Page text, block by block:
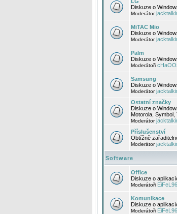
Diskuze o
Moderátor
MiTAC Mio
Diskuze o
Moderátor
Palm
Diskuze o
Moderátoři
Samsung
Diskuze o
Moderátor
Ostatní značky
Diskuze o
Motorola, Symbol,
Moderátor
Příslušenství
Obtížně
Moderátor
Software
Office
Diskuze o
Moderátoři EiFeL96
Komunikace
Diskuze o
Moderátoři EiFeL96